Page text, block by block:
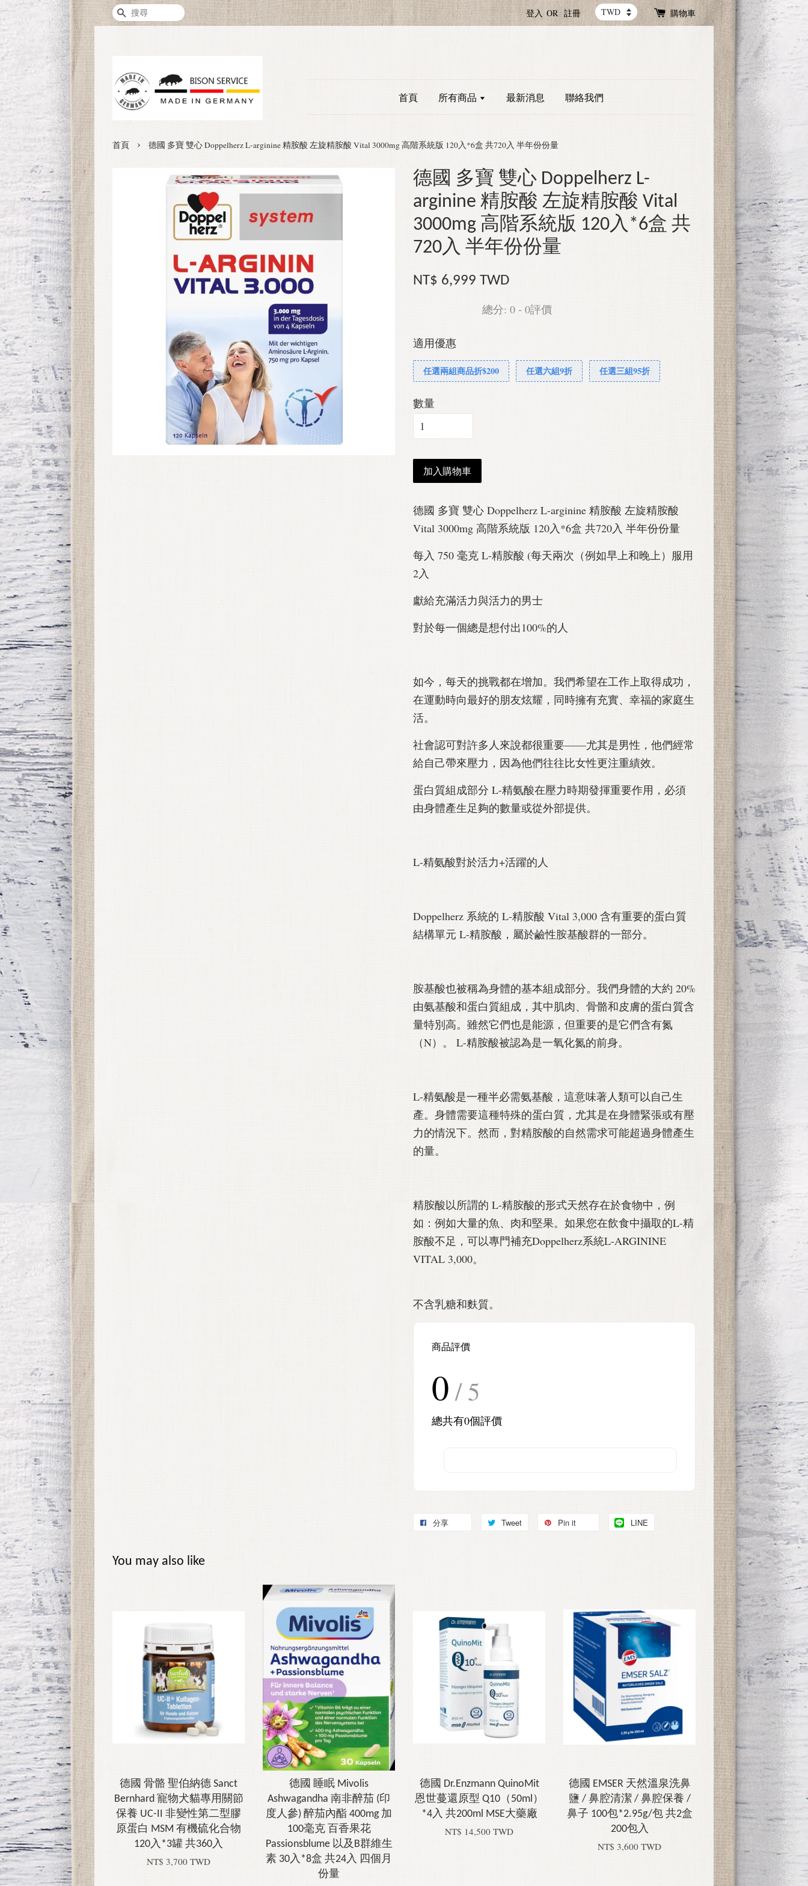
搜尋 登入 OR 註冊 購物車
首頁 所有商品 最新消息 聯絡我們
首頁 › 德國 多寶 雙心 Doppelherz L-arginine 精胺酸 左旋精胺酸 Vital 3000mg 高階系統版 120入*6盒 共720入 半年份份量
德國 多寶 雙心 Doppelherz L-
arginine 精胺酸 左旋精胺酸 Vital
3000mg 高階系統版 120入*6盒 共
720入 半年份份量
NT$ 6,999 TWD
總分: 0 - 0評價
適用優惠
任選兩組商品折$200 任選六組9折 任選三組95折
數量
加入購物車
德國 多寶 雙心 Doppelherz L-arginine 精胺酸 左旋精胺酸
Vital 3000mg 高階系統版 120入*6盒 共720入 半年份份量
每入 750 毫克 L-精胺酸 (每天兩次（例如早上和晚上）服用
2入
獻給充滿活力與活力的男士
對於每一個總是想付出100%的人
如今，每天的挑戰都在增加。我們希望在工作上取得成功，
在運動時向最好的朋友炫耀，同時擁有充實、幸福的家庭生
活。
社會認可對許多人來說都很重要——尤其是男性，他們經常
給自己帶來壓力，因為他們往往比女性更注重績效。
蛋白質組成部分 L-精氨酸在壓力時期發揮重要作用，必須
由身體產生足夠的數量或從外部提供。
L-精氨酸對於活力+活躍的人
Doppelherz 系統的 L-精胺酸 Vital 3,000 含有重要的蛋白質
結構單元 L-精胺酸，屬於鹼性胺基酸群的一部分。
胺基酸也被稱為身體的基本組成部分。我們身體的大約 20%
由氨基酸和蛋白質組成，其中肌肉、骨骼和皮膚的蛋白質含
量特別高。雖然它們也是能源，但重要的是它們含有氮
（N）。 L-精胺酸被認為是一氧化氮的前身。
L-精氨酸是一種半必需氨基酸，這意味著人類可以自己生
產。身體需要這種特殊的蛋白質，尤其是在身體緊張或有壓
力的情況下。然而，對精胺酸的自然需求可能超過身體產生
的量。
精胺酸以所謂的 L-精胺酸的形式天然存在於食物中，例
如：例如大量的魚、肉和堅果。如果您在飲食中攝取的L-精
胺酸不足，可以專門補充Doppelherz系統L-ARGININE
VITAL 3,000。
不含乳糖和麩質。
商品評價
0 / 5
總共有0個評價
分享 Tweet Pin it LINE
You may also like
德國 骨骼 聖伯納德 Sanct
Bernhard 寵物犬貓專用關節
保養 UC-II 非變性第二型膠
原蛋白 MSM 有機硫化合物
120入*3罐 共360入
NT$ 3,700 TWD
德國 睡眠 Mivolis
Ashwagandha 南非醉茄 (印
度人參) 醉茄內酯 400mg 加
100毫克 百香果花
Passionsblume 以及B群維生
素 30入*8盒 共24入 四個月
份量
德國 Dr.Enzmann QuinoMit
恩世蔓還原型 Q10（50ml）
*4入 共200ml MSE大藥廠
NT$ 14,500 TWD
德國 EMSER 天然溫泉洗鼻
鹽 / 鼻腔清潔 / 鼻腔保養 /
鼻子 100包*2.95g/包 共2盒
200包入
NT$ 3,600 TWD